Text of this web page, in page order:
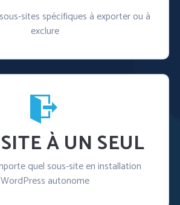
sites spécifiques à exporter ou à
exclure
À UN SEUL
quel sous-site en installation
WordPress autonome